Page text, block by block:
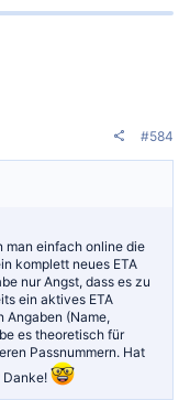
#584
man einfach online die
komplett neues ETA
nur Angst, dass es zu
ein aktives ETA
Angaben (Name,
es theoretisch für
Passnummern. Hat
Danke!